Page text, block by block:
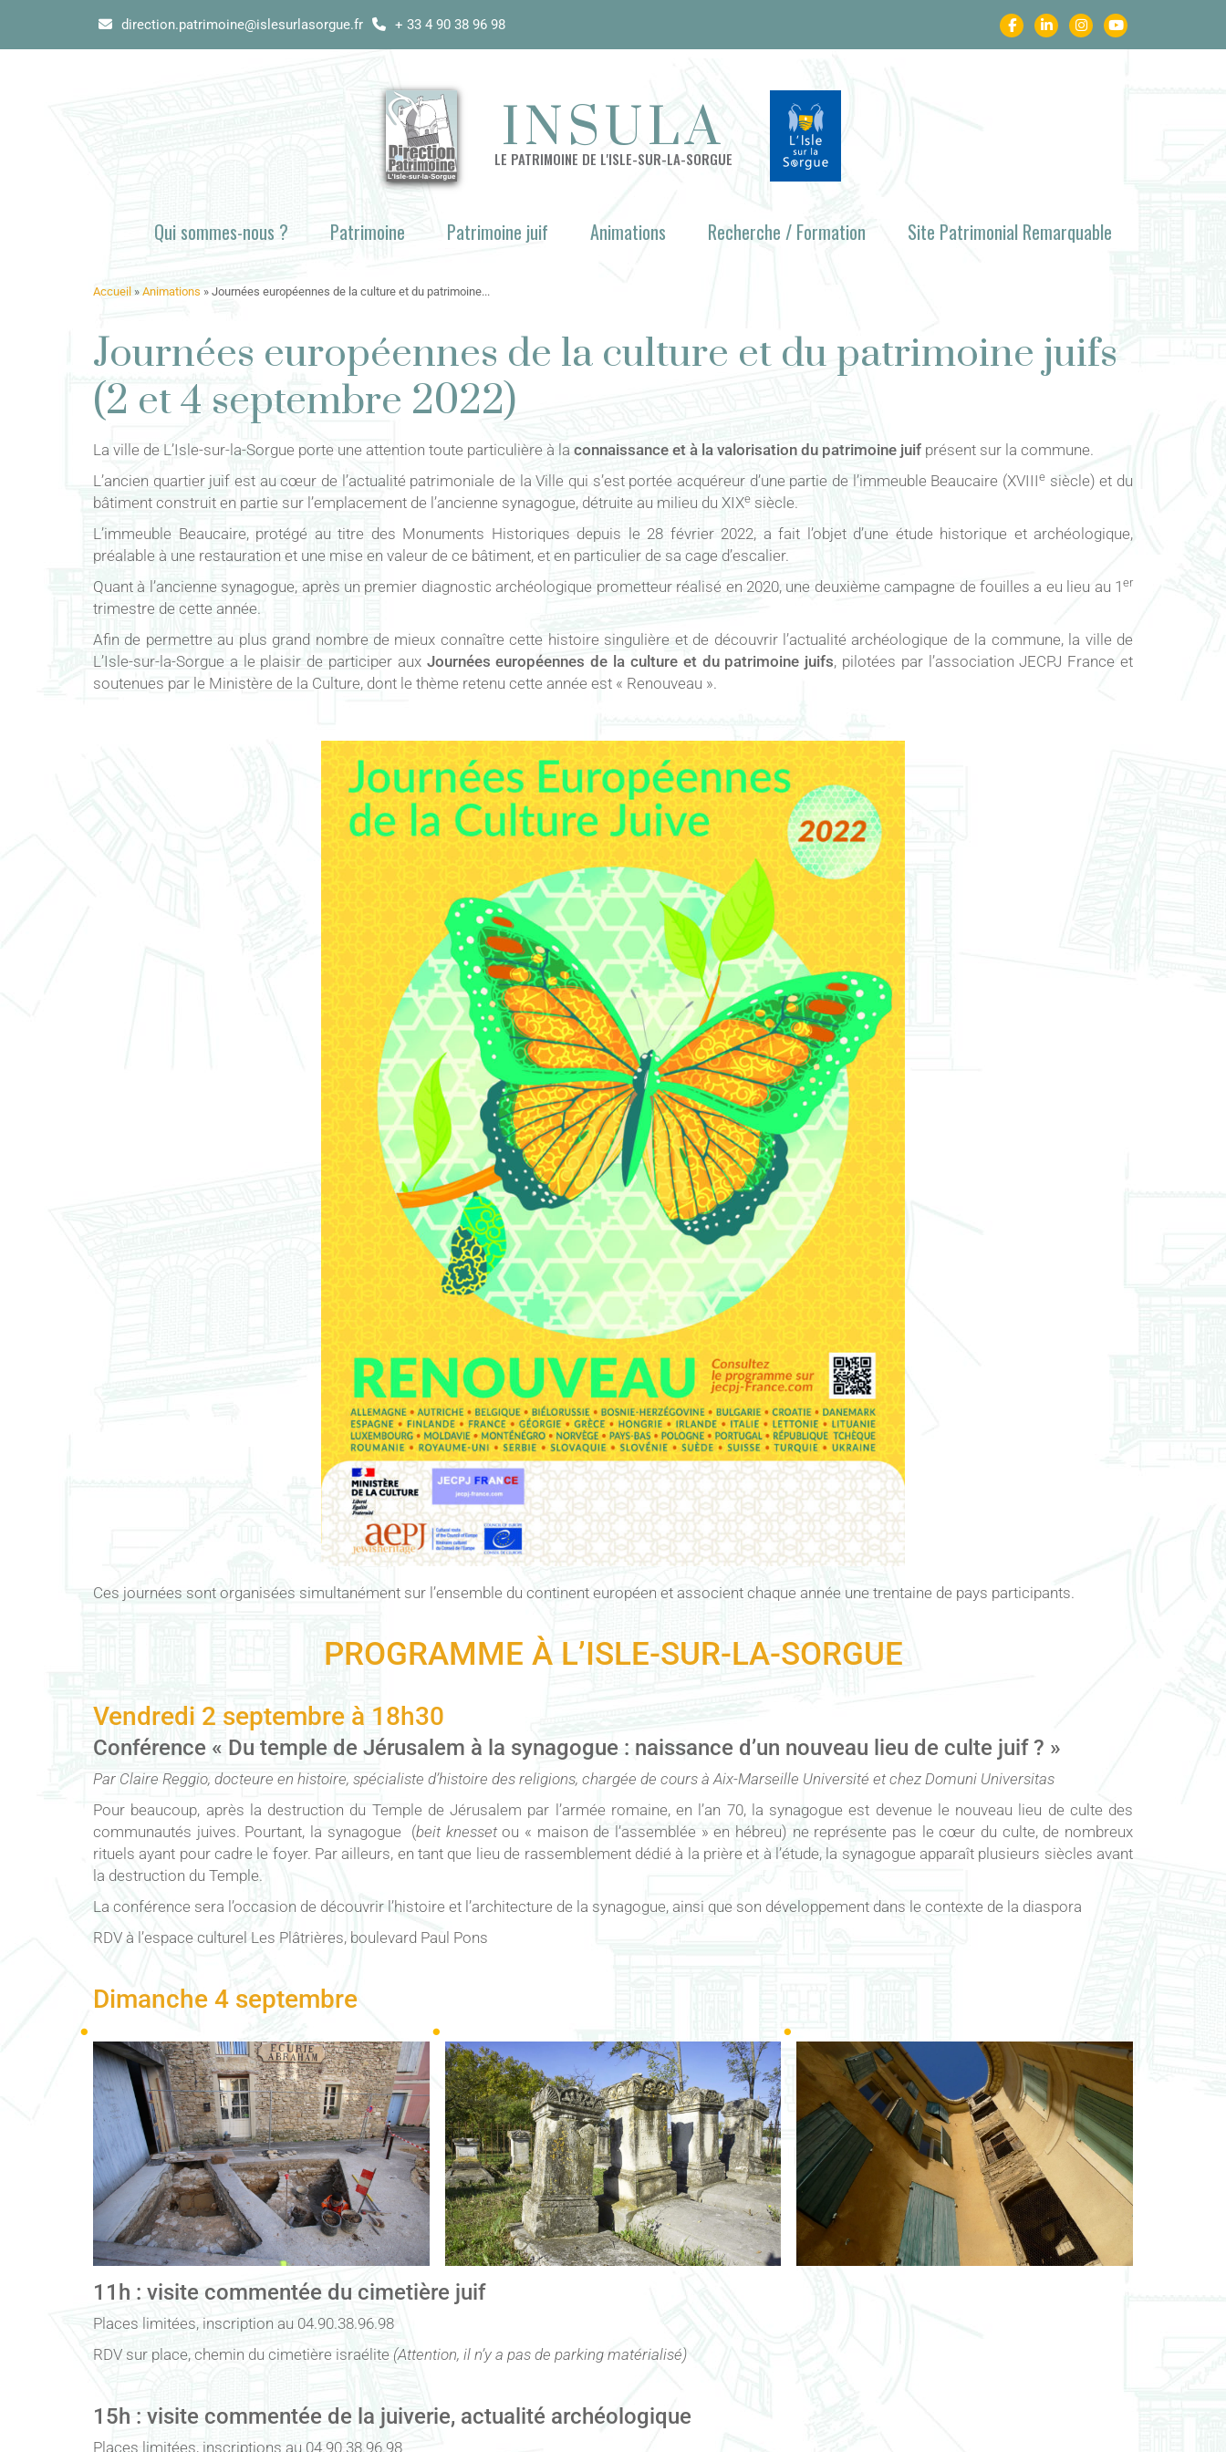
direction.patrimoine@islesurlasorgue.fr + 33 4 90 38 96 98
INSULA
LE PATRIMOINE DE L'ISLE-SUR-LA-SORGUE
Qui sommes-nous ? Patrimoine Patrimoine juif Animations Recherche / Formation Site Patrimonial Remarquable
Accueil » Animations » Journées européennes de la culture et du patrimoine...
Journées européennes de la culture et du patrimoine juifs
(2 et 4 septembre 2022)
La ville de L’Isle-sur-la-Sorgue porte une attention toute particulière à la connaissance et à la valorisation du patrimoine juif présent sur la commune.
L’ancien quartier juif est au cœur de l’actualité patrimoniale de la Ville qui s’est portée acquéreur d’une partie de l’immeuble Beaucaire (XVIIIe siècle) et du
bâtiment construit en partie sur l’emplacement de l’ancienne synagogue, détruite au milieu du XIXe siècle.
L’immeuble Beaucaire, protégé au titre des Monuments Historiques depuis le 28 février 2022, a fait l’objet d’une étude historique et archéologique,
préalable à une restauration et une mise en valeur de ce bâtiment, et en particulier de sa cage d’escalier.
Quant à l’ancienne synagogue, après un premier diagnostic archéologique prometteur réalisé en 2020, une deuxième campagne de fouilles a eu lieu au 1 er
trimestre de cette année.
Afin de permettre au plus grand nombre de mieux connaître cette histoire singulière et de découvrir l’actualité archéologique de la commune, la ville de
L’Isle-sur-la-Sorgue a le plaisir de participer aux Journées européennes de la culture et du patrimoine juifs, pilotées par l’association JECPJ France et
soutenues par le Ministère de la Culture, dont le thème retenu cette année est « Renouveau ».
Ces journées sont organisées simultanément sur l’ensemble du continent européen et associent chaque année une trentaine de pays participants.
PROGRAMME À L’ISLE-SUR-LA-SORGUE
Vendredi 2 septembre à 18h30
Conférence « Du temple de Jérusalem à la synagogue : naissance d’un nouveau lieu de culte juif ? »
Par Claire Reggio, docteure en histoire, spécialiste d’histoire des religions, chargée de cours à Aix-Marseille Université et chez Domuni Universitas
Pour beaucoup, après la destruction du Temple de Jérusalem par l’armée romaine, en l’an 70, la synagogue est devenue le nouveau lieu de culte des
communautés juives. Pourtant, la synagogue (beit knessetou « maison de l’assemblée » en hébreu) ne représente pas le cœur du culte, de nombreux
rituels ayant pour cadre le foyer. Par ailleurs, en tant que lieu de rassemblement dédié à la prière et à l’étude, la synagogue apparaît plusieurs siècles avant
la destruction du Temple.
La conférence sera l’occasion de découvrir l’histoire et l’architecture de la synagogue, ainsi que son développement dans le contexte de la diaspora
RDV à l’espace culturel Les Plâtrières, boulevard Paul Pons
Dimanche 4 septembre
11h : visite commentée du cimetière juif
Places limitées, inscription au 04.90.38.96.98
RDV sur place, chemin du cimetière israélite (Attention, il n’y a pas de parking matérialisé)
15h : visite commentée de la juiverie, actualité archéologique
Places limitées, inscriptions au 04.90.38.96.98